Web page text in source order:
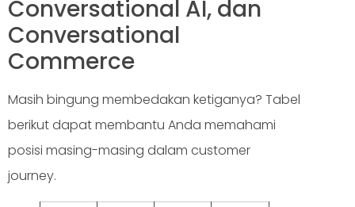
Conversational AI, dan
Conversational
Commerce
Masih bingung membedakan ketiganya? Tabel
berikut dapat membantu Anda memahami
posisi masing-masing dalam customer
journey.